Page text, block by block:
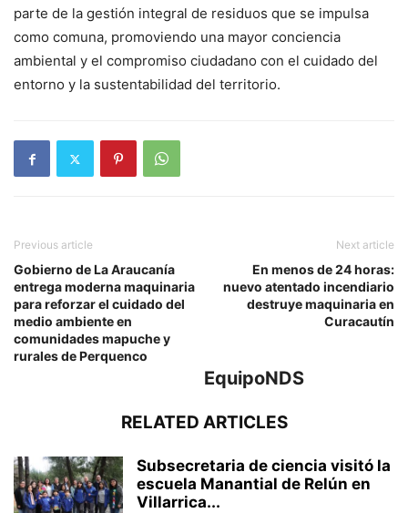
parte de la gestión integral de residuos que se impulsa
como comuna, promoviendo una mayor conciencia
ambiental y el compromiso ciudadano con el cuidado del
entorno y la sustentabilidad del territorio.
Previous article
Gobierno de La Araucanía
entrega moderna maquinaria
para reforzar el cuidado del
medio ambiente en
comunidades mapuche y
rurales de Perquenco
Next article
En menos de 24 horas:
nuevo atentado incendiario
destruye maquinaria en
Curacautín
EquipoNDS
RELATED ARTICLES
Subsecretaria de ciencia visitó la
escuela Manantial de Relún en
Villarrica...